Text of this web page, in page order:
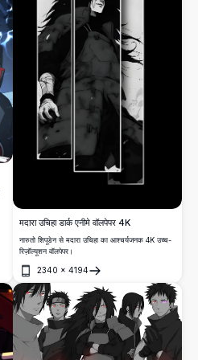
मदारा उचिहा डार्क एनीमे वॉलपेपर 4K
नारुतो शिपूडेन से मदारा उचिहा का आश्चर्यजनक 4K उच्च-
रिज़ॉल्यूशन वॉलपेपर।
2340 × 4194
खोलें